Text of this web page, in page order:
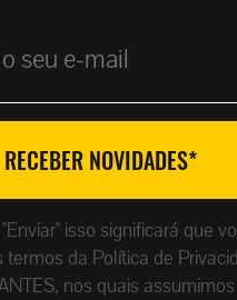
isso significará que
da Política de
nos quais assumimos